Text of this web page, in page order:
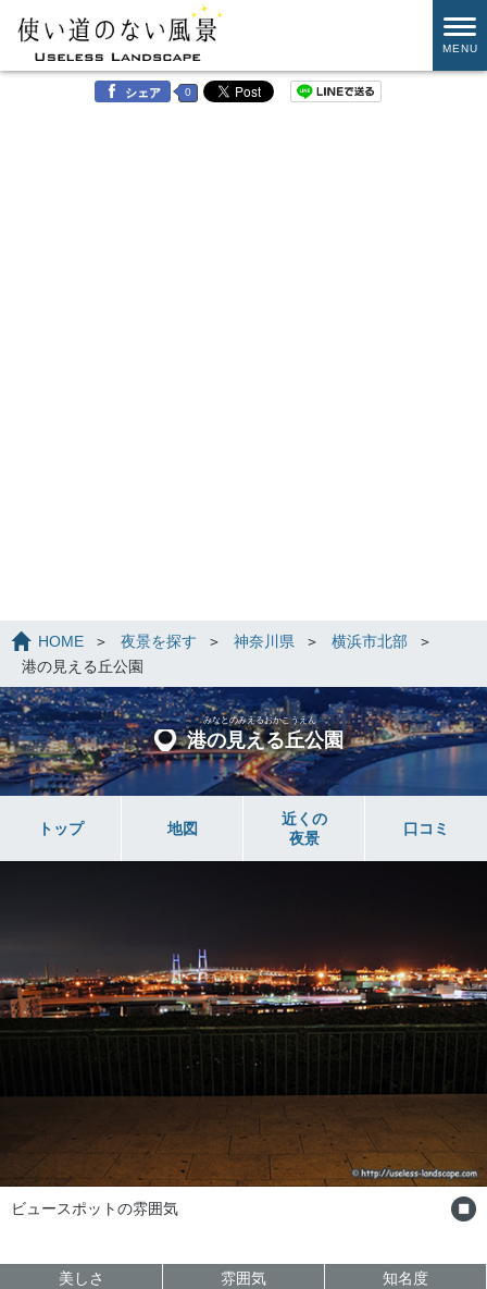
MENU
シェア 0
HOME 夜景を探す 神奈川県
横浜市北部
港の見える丘公園
港の見える丘公園
みなとのみえるおかこうえん
トップ 地図
近くの
夜景
口コミ
ビュースポットの雰囲気
美しさ 雰囲気 知名度